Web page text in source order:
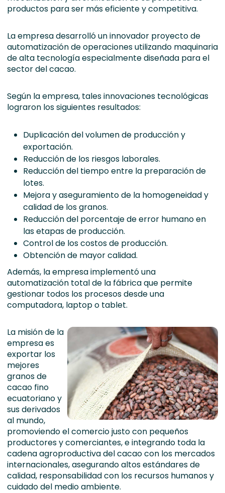
productos para ser más eficiente y competitiva.
La empresa desarrolló un innovador proyecto de
automatización de operaciones utilizando maquinaria
de alta tecnología especialmente diseñada para el
sector del cacao.
Según la empresa, tales innovaciones tecnológicas
lograron los siguientes resultados:
Duplicación del volumen de producción y
exportación.
Reducción de los riesgos laborales.
Reducción del tiempo entre la preparación de
lotes.
Mejora y aseguramiento de la homogeneidad y
calidad de los granos.
Reducción del porcentaje de error humano en
las etapas de producción.
Control de los costos de producción.
Obtención de mayor calidad.
Además, la empresa implementó una
automatización total de la fábrica que permite
gestionar todos los procesos desde una
computadora, laptop o tablet.
La misión de la
empresa es
exportar los
mejores
granos de
cacao fino
ecuatoriano y
sus derivados
al mundo,
promoviendo el comercio justo con pequeños
productores y comerciantes, e integrando toda la
cadena agroproductiva del cacao con los mercados
internacionales, asegurando altos estándares de
calidad, responsabilidad con los recursos humanos y
cuidado del medio ambiente.